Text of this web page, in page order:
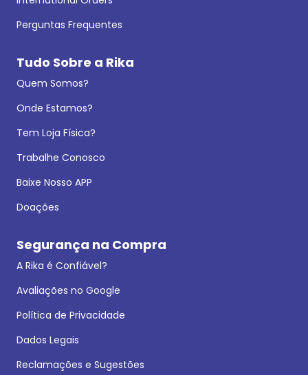
Perguntas Frequentes
Tudo Sobre a Rika
Quem Somos?
Onde Estamos?
Tem Loja Física?
Trabalhe Conosco
Baixe Nosso APP
Doações
Segurança na Compra
A Rika é Confiável?
Avaliações no Google
Política de Privacidade
Dados Legais
Reclamações e Sugestões